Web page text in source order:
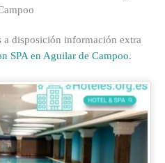
a disposición información extra
SPA en Aguilar de Campoo.